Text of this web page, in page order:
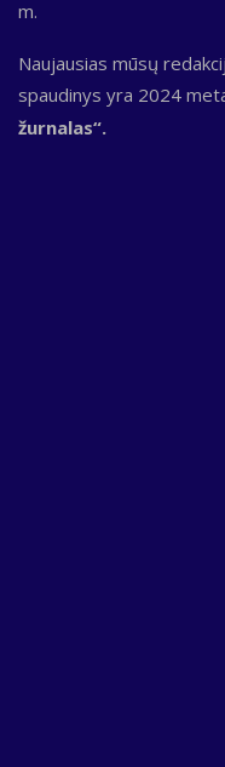
m.
Naujausias mūsų
spaudinys yra 2024
žurnalas“.